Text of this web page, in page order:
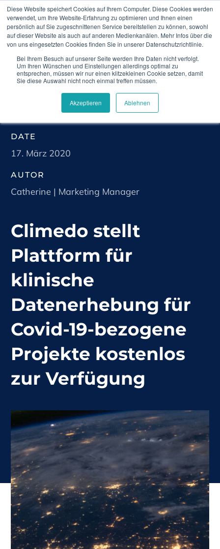
Diese Website speichert Cookies auf Ihrem Computer. Diese Cookies werden
verwendet, um Ihre Website-Erfahrung zu optimieren und Ihnen einen
persönlich auf Sie zugeschnittenen Service bereitstellen zu können, sowohl
auf dieser Website als auch auf anderen Medienkanälen. Mehr Infos über die
von uns eingesetzten Cookies finden Sie in unserer Datenschutzrichtlinie.
Bei Ihrem Besuch auf unserer Seite werden Ihre Daten nicht verfolgt.
Um Ihren Wünschen und Einstellungen allerdings optimal zu
entsprechen, müssen wir nur einen klitzekleinen Cookie setzen, damit
Sie diese Auswahl nicht noch einmal treffen müssen.
Akzeptieren Ablehnen
Climedo Blog
Climedo stellt Plattform für
klinische Datenerhebung für Covid-19-bezogene
Projekte kostenlos zur Verfügung
Climedo stellt
Plattform für
klinische
Datenerhebung für
Covid-19-bezogene
Projekte kostenlos
zur Verfügung
DATE
17. März 2020
AUTOR
Catherine | Marketing Manager